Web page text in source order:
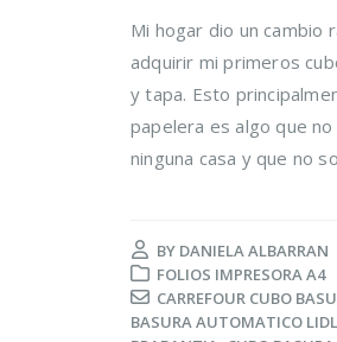
Mi hogar dio un cambio
adquirir mi primeros
y tapa. Esto
papelera es algo que
ninguna casa y que no
BY DANIELA ALBARRAN
FOLIOS IMPRESORA A4
CARREFOUR CUBO
BASURA AUTOMATICO LIDL